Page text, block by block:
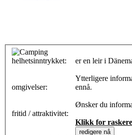
helhetsinntrykket:
omgivelser:
fritid / attraktivitet:
er en leir i
Ytterligere
ennå.
Ønsker du
Klikk for